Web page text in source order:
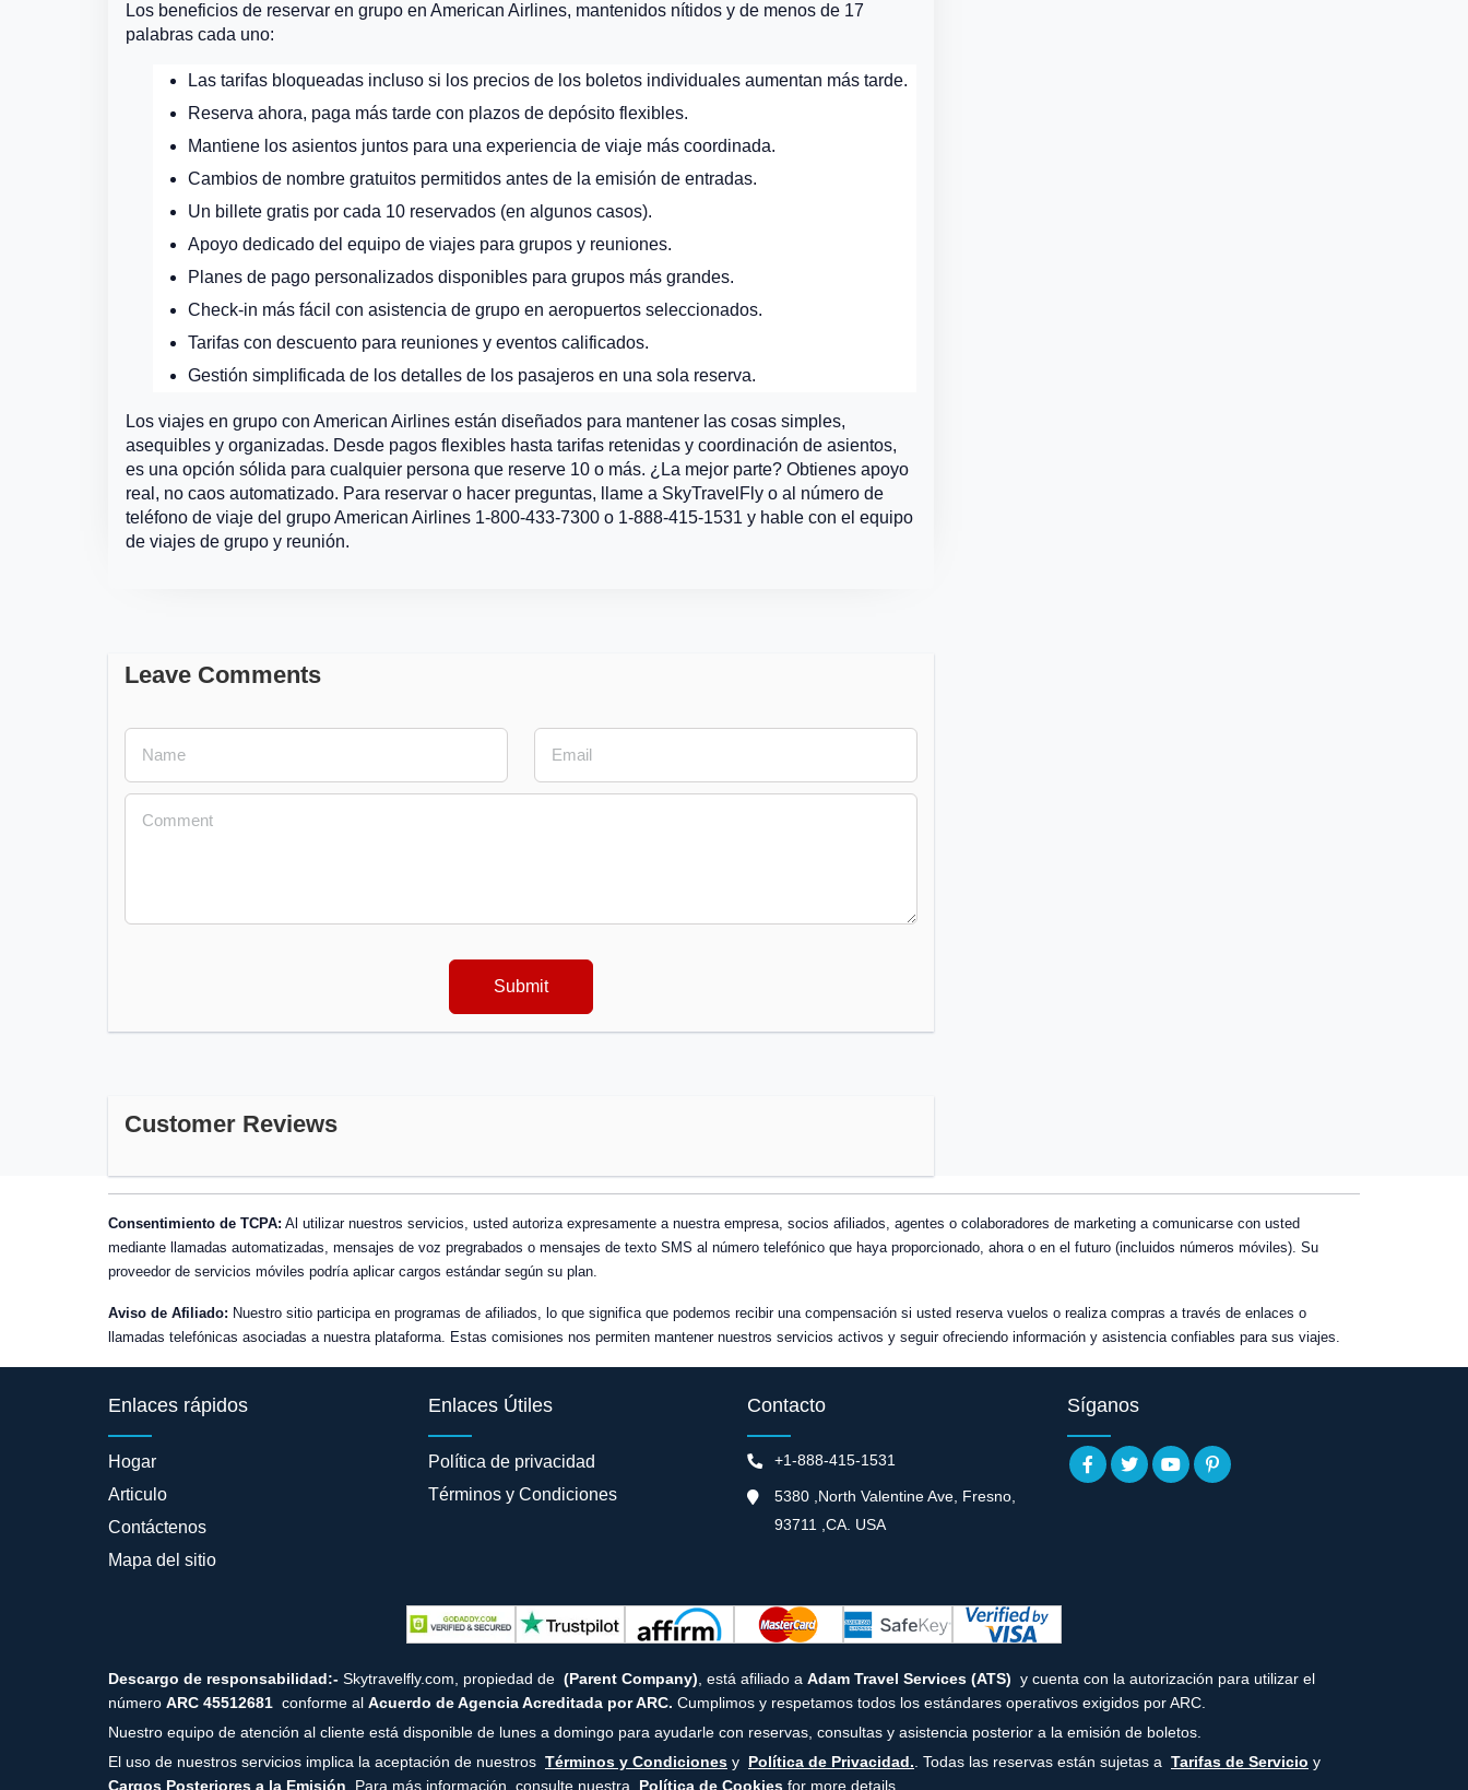
Los beneficios de reservar en grupo en American Airlines, mantenidos nítidos y de menos de 17
palabras cada uno:
Las tarifas bloqueadas incluso si los precios de los boletos individuales aumentan más tarde.
Reserva ahora, paga más tarde con plazos de depósito flexibles.
Mantiene los asientos juntos para una experiencia de viaje más coordinada.
Cambios de nombre gratuitos permitidos antes de la emisión de entradas.
Un billete gratis por cada 10 reservados (en algunos casos).
Apoyo dedicado del equipo de viajes para grupos y reuniones.
Planes de pago personalizados disponibles para grupos más grandes.
Check-in más fácil con asistencia de grupo en aeropuertos seleccionados.
Tarifas con descuento para reuniones y eventos calificados.
Gestión simplificada de los detalles de los pasajeros en una sola reserva.
Los viajes en grupo con American Airlines están diseñados para mantener las cosas simples,
asequibles y organizadas. Desde pagos flexibles hasta tarifas retenidas y coordinación de asientos,
es una opción sólida para cualquier persona que reserve 10 o más. ¿La mejor parte? Obtienes apoyo
real, no caos automatizado. Para reservar o hacer preguntas, llame a SkyTravelFly o al número de
teléfono de viaje del grupo American Airlines 1-800-433-7300 o 1-888-415-1531 y hable con el equipo
de viajes de grupo y reunión.
Leave Comments
Customer Reviews
Consentimiento de TCPA: Al utilizar nuestros servicios, usted autoriza expresamente a nuestra empresa, socios afiliados, agentes o colaboradores de marketing a comunicarse con usted
mediante llamadas automatizadas, mensajes de voz pregrabados o mensajes de texto SMS al número telefónico que haya proporcionado, ahora o en el futuro (incluidos números móviles). Su
proveedor de servicios móviles podría aplicar cargos estándar según su plan.
Aviso de Afiliado: Nuestro sitio participa en programas de afiliados, lo que significa que podemos recibir una compensación si usted reserva vuelos o realiza compras a través de enlaces o
llamadas telefónicas asociadas a nuestra plataforma. Estas comisiones nos permiten mantener nuestros servicios activos y seguir ofreciendo información y asistencia confiables para sus viajes.
Enlaces rápidos
Hogar
Articulo
Contáctenos
Mapa del sitio
Enlaces Útiles
Política de privacidad
Términos y Condiciones
Contacto
+1-888-415-1531
5380 ,North Valentine Ave, Fresno,
93711 ,CA. USA
Síganos
Descargo de responsabilidad:- Skytravelfly.com, propiedad de (Parent Company) , está afiliado a Adam Travel Services (ATS) y cuenta con la autorización para utilizar el
número ARC 45512681 conforme al Acuerdo de Agencia Acreditada por ARC. Cumplimos y respetamos todos los estándares operativos exigidos por ARC.
Nuestro equipo de atención al cliente está disponible de lunes a domingo para ayudarle con reservas, consultas y asistencia posterior a la emisión de boletos.
El uso de nuestros servicios implica la aceptación de nuestros Términos y Condiciones y Política de Privacidad. . Todas las reservas están sujetas a Tarifas de Servicio y
Cargos Posteriores a la Emisión . Para más información, consulte nuestra Política de Cookies for more details.